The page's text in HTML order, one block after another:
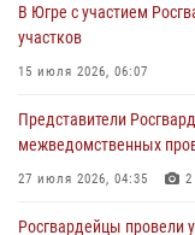
вневедомственной
18 июля 2026, 11:46
участков
15 июля 2026, 06:07
В Югре с участием
участков
15 июля 2026, 06:07
Представители
межведомственных
27 июля 2026, 04:35 2
Росгвардейцы провели